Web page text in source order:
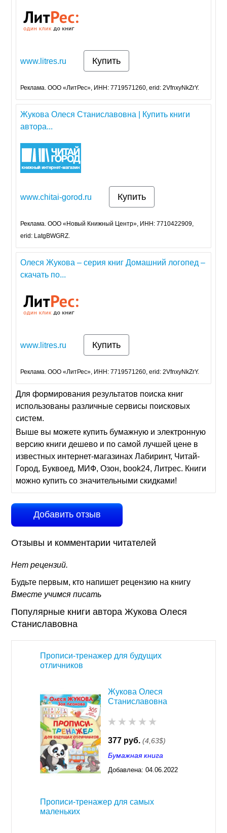
www.litres.ru Купить
Реклама. ООО «ЛитРес», ИНН: 7719571260, erid: 2VfnxyNkZrY.
Жукова Олеся Станиславовна | Купить книги
автора...
www.chitai-gorod.ru Купить
Реклама. ООО «Новый Книжный Центр», ИНН: 7710422909,
erid: LatgBWGRZ.
Олеся Жукова – серия книг Домашний логопед –
скачать по...
www.litres.ru Купить
Реклама. ООО «ЛитРес», ИНН: 7719571260, erid: 2VfnxyNkZrY.
Для формирования результатов поиска книг
использованы различные сервисы поисковых
систем.
Выше вы можете купить бумажную и электронную
версию книги дешево и по самой лучшей цене в
известных интернет-магазинах Лабиринт, Читай-
Город, Буквоед, МИФ, Озон, book24, Литрес. Книги
можно купить со значительными скидками!
Добавить отзыв
Отзывы и комментарии читателей
Нет рецензий.
Будьте первым, кто напишет рецензию на книгу
Вместе учимся писать
Популярные книги автора Жукова Олеся
Станиславовна
Прописи-тренажер для будущих
отличников
Жукова Олеся
Станиславовна
377 руб. (4,63$)
Бумажная книга
Добавлена: 04.06.2022
Прописи-тренажер для самых
маленьких